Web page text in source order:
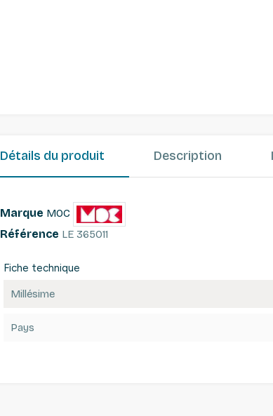
Détails du produit Description
Marque MOC
Référence LE 365011
Fiche technique
Millésime
Pays